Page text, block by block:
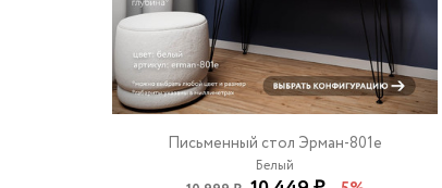
Письменный стол Эрман-801e
Белый